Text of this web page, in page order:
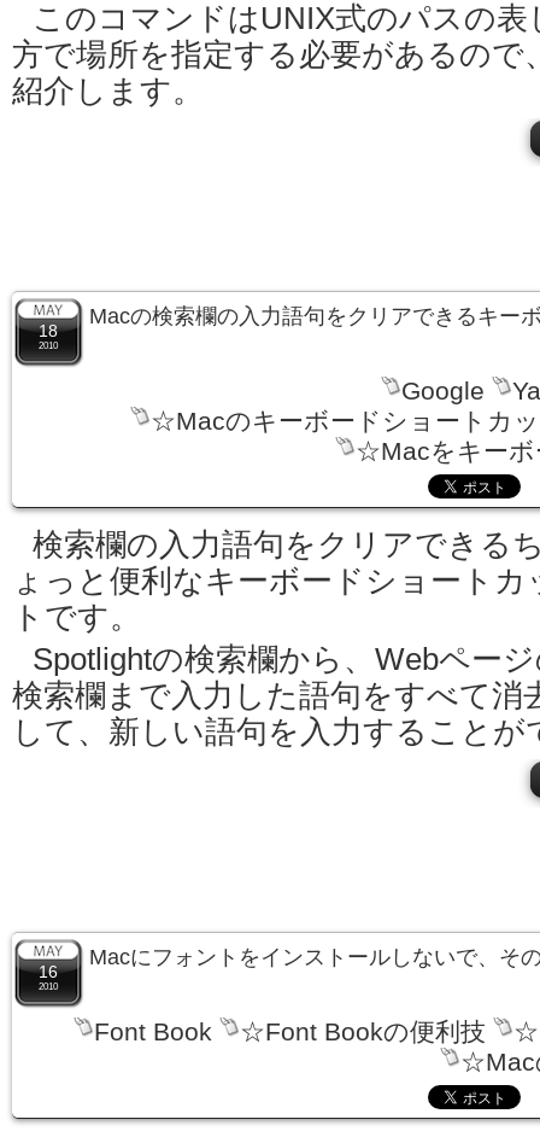
このコマンドはUNIX式のパスの表
方で場所を指定する必要があるので
紹介します。
18
2010
Macの検索欄の入力語句をクリアできるキー
Google
☆Macのキーボードショートカ
☆Macをキーボ
検索欄の入力語句をクリアできる
ょっと便利なキーボードショートカ
トです。
Spotlightの検索欄から、Webペー
検索欄まで入力した語句をすべて消
して、新しい語句を入力することが
16
2010
Macにフォントをインストールしないで、そ
Font Book ☆Font Bookの便利技
☆Mac